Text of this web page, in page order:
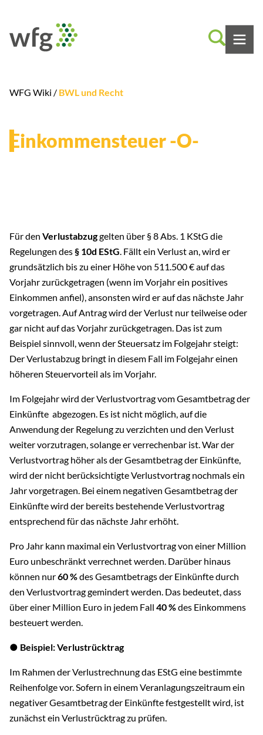
WFG Wiki / BWL und Recht
Einkommensteuer -O-
Für den Verlustabzuggelten über § 8 Abs. 1 KStG die
Regelungen des§ 10d EStG. Fällt ein Verlust an, wird er
grundsätzlich bis zu einer Höhe von 511.500 € auf das
Vorjahr zurückgetragen (wenn im Vorjahr ein positives
Einkommen anfiel), ansonsten wird er auf das nächste Jahr
vorgetragen. Auf Antrag wird der Verlust nur teilweise oder
gar nicht auf das Vorjahr zurückgetragen. Das ist zum
Beispiel sinnvoll, wenn der Steuersatz im Folgejahr steigt:
Der Verlustabzug bringt in diesem Fall im Folgejahr einen
höheren Steuervorteil als im Vorjahr.
Im Folgejahr wird der Verlustvortrag vom Gesamtbetrag der
Einkünfte abgezogen. Es ist nicht möglich, auf die
Anwendung der Regelung zu verzichten und den Verlust
weiter vorzutragen, solange er verrechenbar ist. War der
Verlustvortrag höher als der Gesamtbetrag der Einkünfte,
wird der nicht berücksichtigte Verlustvortrag nochmals ein
Jahr vorgetragen. Bei einem negativen Gesamtbetrag der
Einkünfte wird der bereits bestehende Verlustvortrag
entsprechend für das nächste Jahr erhöht.
Pro Jahr kann maximal ein Verlustvortrag von einer Million
Euro unbeschränkt verrechnet werden. Darüber hinaus
können nur60 %des Gesamtbetrags der Einkünfte durch
den Verlustvortrag gemindert werden. Das bedeutet, dass
über einer Million Euro in jedem Fall 40 %des Einkommens
besteuert werden.
● Beispiel: Verlustrücktrag
Im Rahmen der Verlustrechnung das EStG eine bestimmte
Reihenfolge vor. Sofern in einem Veranlagungszeitraum ein
negativer Gesamtbetrag der Einkünfte festgestellt wird, ist
zunächst ein Verlustrücktrag zu prüfen.